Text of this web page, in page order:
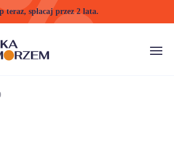
teraz, spłacaj przez 2 lata.